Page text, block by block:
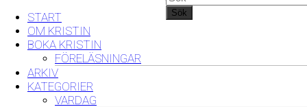
START
OM KRISTIN
BOKA KRISTIN
FÖRELÄSNINGAR
ARKIV
KATEGORIER
VARDAG
Sök